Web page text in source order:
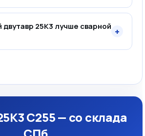
25К3 лучше сварной +
С255 — со склада